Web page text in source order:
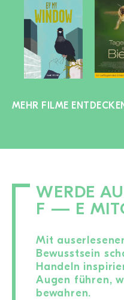
MEHR FILME
WERDE
F — E
Mit
Bewusstsein
Handeln
Augen führen,
bewahren.